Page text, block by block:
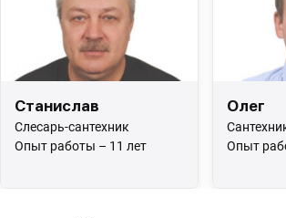
Станислав
Слесарь-сантехник
Опыт работы – 11 лет
Олег
Опыт